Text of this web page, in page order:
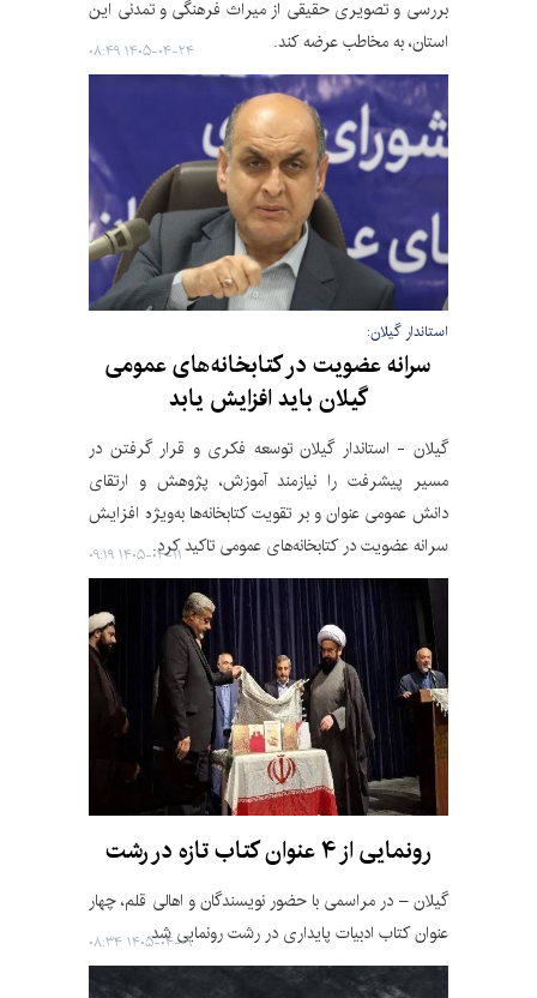
بررسی و تصویری حقیقی از میراث فرهنگی و تمدنی این
استان، به مخاطب عرضه کند.
۱۴۰۵-۰۴-۲۴ ۰۸:۴۹
استاندار گیلان:
سرانه عضویت در کتابخانه‌های عمومی
گیلان باید افزایش یابد
گیلان - استاندار گیلان توسعه فکری و قرار گرفتن در
مسیر پیشرفت را نیازمند آموزش، پژوهش و ارتقای
دانش عمومی عنوان و بر تقویت کتابخانه‌ها به‌ویژه افزایش
سرانه عضویت در کتابخانه‌های عمومی تاکید کرد.۱۴۰۵-۰۴-۱۱ ۰۹:۱۹
رونمایی از ۴ عنوان کتاب تازه در رشت
گیلان – در مراسمی با حضور نویسندگان و اهالی قلم، چهار
عنوان کتاب ادبیات پایداری در رشت رونمایی شد.
۱۴۰۵-۰۴-۰۹ ۰۸:۳۴